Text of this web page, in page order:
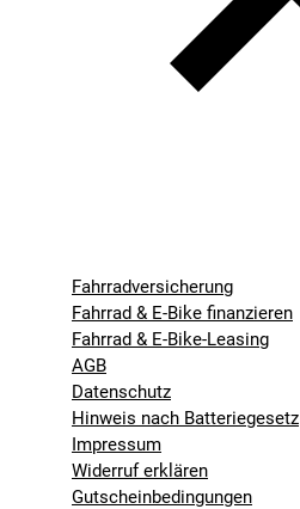
Fahrradversicherung
Fahrrad & E-Bike finanzieren
Fahrrad & E-Bike-Leasing
AGB
Datenschutz
Hinweis nach Batteriegesetz
Impressum
Widerruf erklären
Gutscheinbedingungen